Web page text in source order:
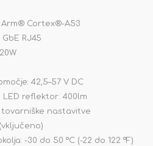
Arm® Cortex®-A53
RJ45
42,5–57 V DC
LED reflektor: 400lm
tovarniške nastavitve
-30 do 50 °C (-22 do 122 °F)